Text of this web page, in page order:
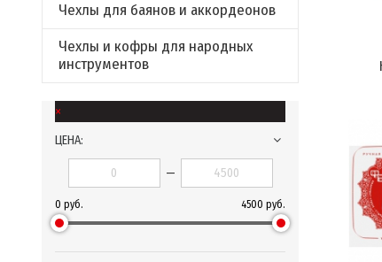
Чехлы для баянов и аккордеонов
Чехлы и кофры для народных
инструментов
×
ЦЕНА:
—
0 руб. 4500 руб.